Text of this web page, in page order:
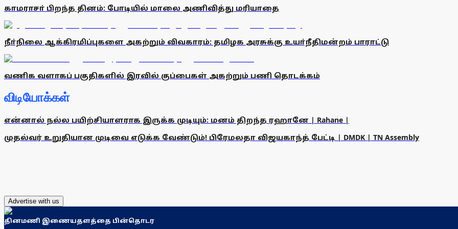
காமராசா் பிறந்த தினம்: போடியில் மாலை அணிவித்து மரியாதை
நீா்நிலை ஆக்கிரமிப்புகளை அகற்றும் விவகாரம்: தமிழக அரசுக்கு உயா்நீதிமன்றம் பாராட்டு
வணிக வளாகப் பகுதிகளில் இரவில் குப்பைகள் அகற்றும் பணி தொடக்கம்
விடியோக்கள்
என்னால் நல்ல பயிற்சியாளராக இருக்க முடியும்: மனம் திறந்த ரஹானே | Rahane |
முதல்வர் உறுதியான முடிவை எடுக்க வேண்டும்! பிரேமலதா விஜயகாந்த் பேட்டி | DMDK | TN Assembly
Advertise with us
தினமணி இணையதளத்தை பின்தொடர